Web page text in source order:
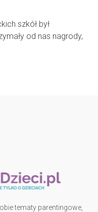
szkół był
od nas nagrody,
tematy parentingowe,